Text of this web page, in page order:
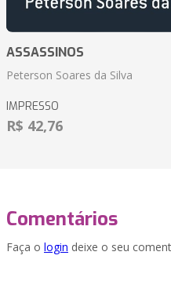
ASSASSINOS
Peterson Soares da Silva
IMPRESSO
R$ 42,76
Comentários
Faça o login deixe o seu